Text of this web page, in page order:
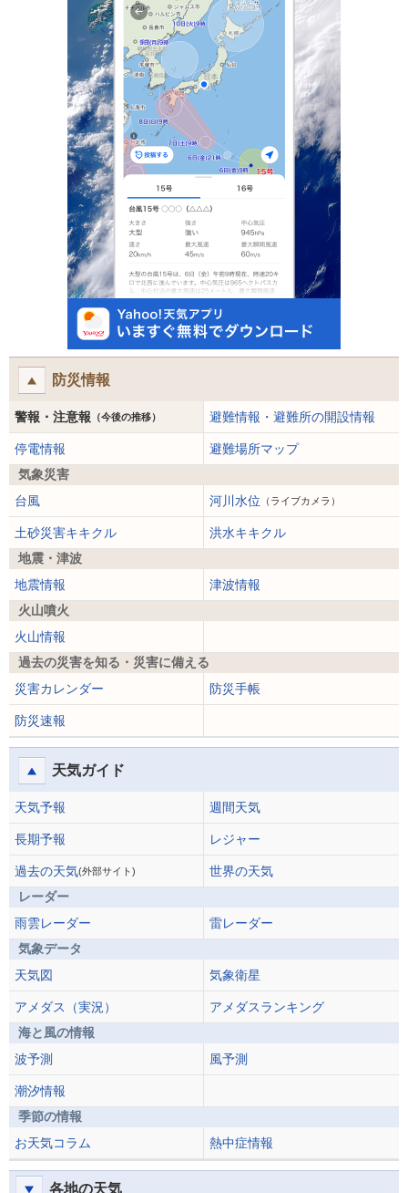
防災情報
警報・注意報 （今後の推移） 避難情報・避難所の開設情報
停電情報
避難場所マップ
気象災害
台風
河川水位 （ライブカメラ）
土砂災害キキクル
洪水キキクル
地震・津波
地震情報
津波情報
火山噴火
火山情報
過去の災害を知る・災害に備える
災害カレンダー
防災手帳
防災速報
天気ガイド
天気予報 週間天気
長期予報 レジャー
過去の天気(外部サイト)
世界の天気
レーダー
雨雲レーダー
雷レーダー
気象データ
天気図
気象衛星
アメダス（実況）
アメダスランキング
海と風の情報
波予測
風予測
潮汐情報
季節の情報
お天気コラム
熱中症情報
各地の天気